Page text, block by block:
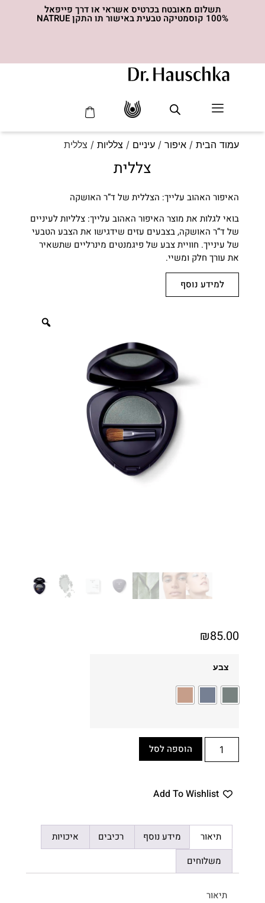
תשלום מאובטח בכרטיס אשראי או דרך פייפאל
100% קוסמטיקה טבעית באישור תו התקן NATRUE
עמוד הבית / איפור / עיניים / צלליות / צללית
צללית
האיפור האהוב עלייך: הצללית של ד”ר האושקה
בואי לגלות את מוצר האיפור האהוב עלייך: צלליות לעיניים
של ד”ר האושקה, בצבעים עזים שידגישו את הצבע הטבעי
של עינייך. חוויית צבע של פיגמנטים מינרליים שתשאיר
את עורך חלק ומשיי.
למידע נוסף
₪85.00
צבע
הוספה לסל
Add To Wishlist
תיאור מידע נוסף רכיבים
איכויות
משלוחים
תיאור